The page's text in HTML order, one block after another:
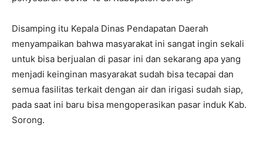
Disamping itu Kepala Dinas Pendapatan Daerah
menyampaikan bahwa masyarakat ini sangat ingin sekali
untuk bisa berjualan di pasar ini dan sekarang apa yang
menjadi keinginan masyarakat sudah bisa tecapai dan
semua fasilitas terkait dengan air dan irigasi sudah siap,
pada saat ini baru bisa mengoperasikan pasar induk Kab.
Sorong.